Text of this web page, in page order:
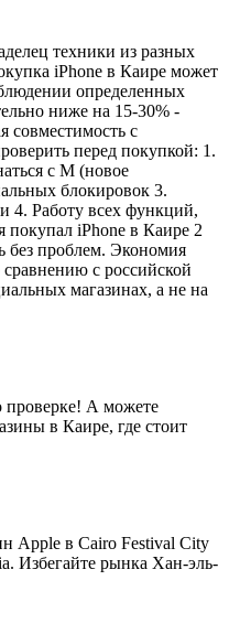
техники из разных
iPhone в Каире может
определенных
ниже на 15-30% -
совместимость с
перед покупкой: 1.
с M (новое
блокировок 3.
4. Работу всех функций,
покупал iPhone в Каире 2
без проблем. Экономия
с российской
магазинах, а не на
проверке! А можете
в Каире, где стоит
Apple в Cairo Festival City
Избегайте рынка Хан-эль-